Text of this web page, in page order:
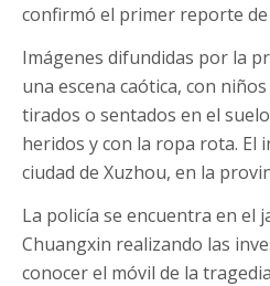
confirmó el primer reporte
Imágenes difundidas por la
una escena caótica, con
tirados o sentados en el
heridos y con la ropa rota. El
ciudad de Xuzhou, en la
La policía se encuentra en el
Chuangxin realizando las
conocer el móvil de la